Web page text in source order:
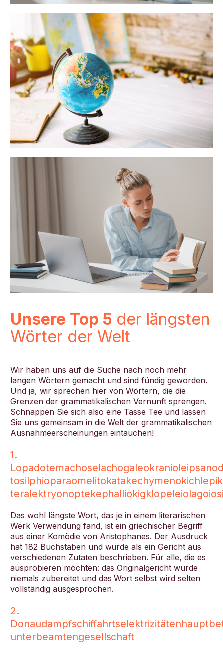
Unsere Top 5 der längsten
Wörter der Welt
Wir haben uns auf die Suche nach noch mehr
langen Wörtern gemacht und sind fündig geworden.
Und ja, wir sprechen hier von Wörtern, die die
Grenzen der grammatikalischen Vernunft sprengen.
Schnappen Sie sich also eine Tasse Tee und lassen
Sie uns gemeinsam in die Welt der grammatikalischen
Ausnahmeerscheinungen eintauchen!
1.
Das wohl längste Wort, das je in einem literarischen
Werk Verwendung fand, ist ein griechischer Begriff
aus einer Komödie von Aristophanes. Der Ausdruck
hat 182 Buchstaben und wurde als ein Gericht aus
verschiedenen Zutaten beschrieben. Für alle, die es
ausprobieren möchten: das Originalgericht wurde
niemals zubereitet und das Wort selbst wird selten
vollständig ausgesprochen.
2.
unterbeamtengesellschaft